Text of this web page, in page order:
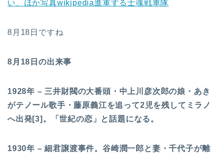
い、ほか写真wikipedia進軍する士魂戦車隊
8月18日ですね
8月18日の出来事
1928年 – 三井財閥の大番頭・中上川彦次郎の娘・あき
がテノール歌手・藤原義江を追って2児を残してミラノ
へ出発[3]。「世紀の恋」と話題になる。
1930年 – 細君譲渡事件。谷崎潤一郎と妻・千代子が離